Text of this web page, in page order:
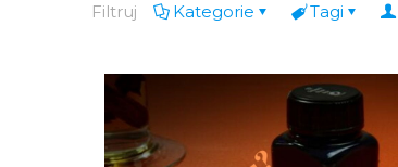
Filtruj Kategorie Tagi